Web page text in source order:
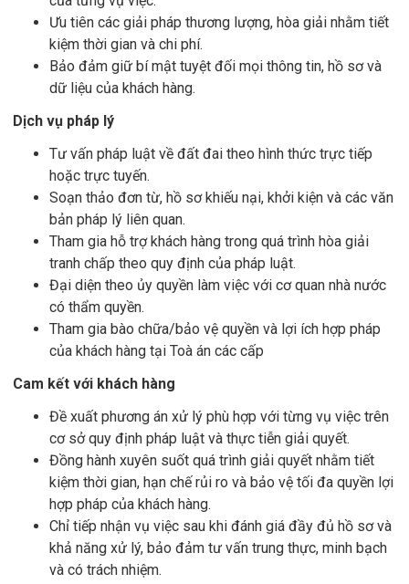
Ưu tiên các giải pháp thương lượng, hòa giải nhằm tiết
kiệm thời gian và chi phí.
Bảo đảm giữ bí mật tuyệt đối mọi thông tin, hồ sơ và
dữ liệu của khách hàng.
Dịch vụ pháp lý
Tư vấn pháp luật về đất đai theo hình thức trực tiếp
hoặc trực tuyến.
Soạn thảo đơn từ, hồ sơ khiếu nại, khởi kiện và các văn
bản pháp lý liên quan.
Tham gia hỗ trợ khách hàng trong quá trình hòa giải
tranh chấp theo quy định của pháp luật.
Đại diện theo ủy quyền làm việc với cơ quan nhà nước
có thẩm quyền.
Tham gia bào chữa/bảo vệ quyền và lợi ích hợp pháp
của khách hàng tại Toà án các cấp
Cam kết với khách hàng
Đề xuất phương án xử lý phù hợp với từng vụ việc trên
cơ sở quy định pháp luật và thực tiễn giải quyết.
Đồng hành xuyên suốt quá trình giải quyết nhằm tiết
kiệm thời gian, hạn chế rủi ro và bảo vệ tối đa quyền lợi
hợp pháp của khách hàng.
Chỉ tiếp nhận vụ việc sau khi đánh giá đầy đủ hồ sơ và
khả năng xử lý, bảo đảm tư vấn trung thực, minh bạch
và có trách nhiệm.